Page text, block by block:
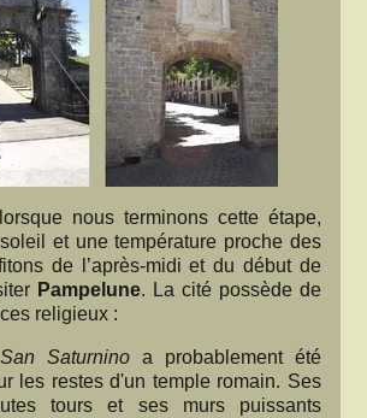
nous terminons cette étape,
et une température proche des
de l’après-midi et du début de
Pampelune. La cité possède de
religieux :
Saturnino a probablement été
les restes d'un temple romain. Ses
tours et ses murs puissants